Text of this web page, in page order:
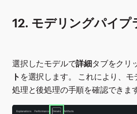
12. モデリングパイプ
選択したモデルで詳細タブをクリ
ト を選択します。 これにより、
処理と後処理の手順を確認できます